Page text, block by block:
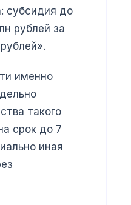
субсидия до
рублей за
именно
такого
срок до 7
иная